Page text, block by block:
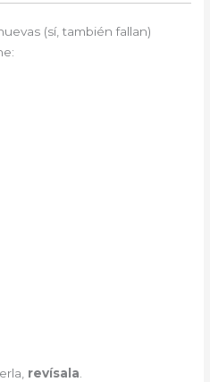
(sí, también fallan)
revísala.